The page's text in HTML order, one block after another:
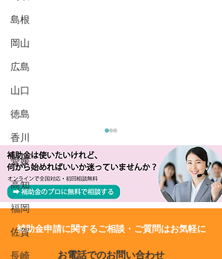
島根
岡山
広島
山口
徳島
香川
愛媛
高知
福岡
佐賀
長崎
​補助金申請に関するご相談・ご質問はお気軽に
お電話でのお問い合わせ